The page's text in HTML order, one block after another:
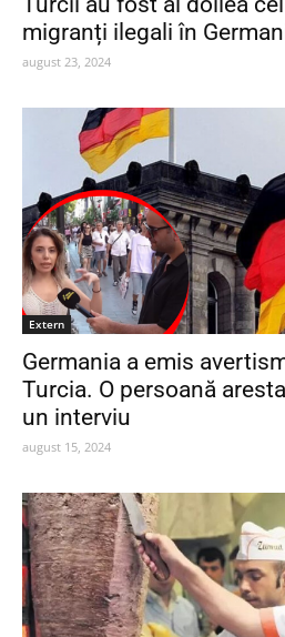
migranți ilegali în
august 23, 2024
Extern
Germania a emis
Turcia. O persoană
un interviu
august 15, 2024